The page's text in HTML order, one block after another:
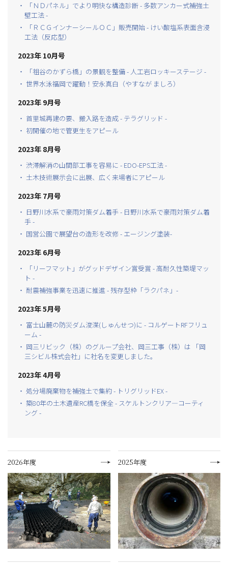
・ 「ＮＤパネル」でより明快な構造診断 - 多数アンカー式補強土
壁工法 -
・ 「ＲＣＧインナーシールＯＣ」販売開始 - けい酸塩系表面含浸
工法（反応型）
2023年 10月号
・ 「祖谷のかずら橋」の景観を整備 - 人工岩ロッキーステージ -
・ 世界水泳福岡で躍動！安永真白（やすなが ましろ）
2023年 9月号
・ 首里城再建の要、搬入路を造成 - テラグリッド -
・ 初開催の地で管更生をアピール
2023年 8月号
・ 渋滞解消の山間部工事を容易に - EDO-EPS工法 -
・ 土木技術展示会に出展、広く来場者にアピール
2023年 7月号
・ 日野川水系で豪雨対策ダム着手 - 日野川水系で豪雨対策ダム着
手 -
・ 国営公園で展望台の造形を改修 - エージング塗装-
2023年 6月号
・ 「リーフマット」がグッドデザイン賞受賞 - 高耐久性築堤マッ
ト -
・ 耐震補強事業を迅速に推進 - 残存型枠「ラクパネ」-
2023年 5月号
・ 富士山麓の防災ダム浚渫(しゅんせつ)に - コルゲートRFフリュ
ーム -
・ 岡三リビック（株）のグループ会社、岡三工事（株）は 「岡
三シビル株式会社」に社名を変更しました。
2023年 4月号
・ 処分場廃棄物を補強土で集約 - トリグリッドEX -
・ 築80年の土木遺産RC橋を保全 - スケルトンクリア―コーティ
ング -
2026年度 2025年度